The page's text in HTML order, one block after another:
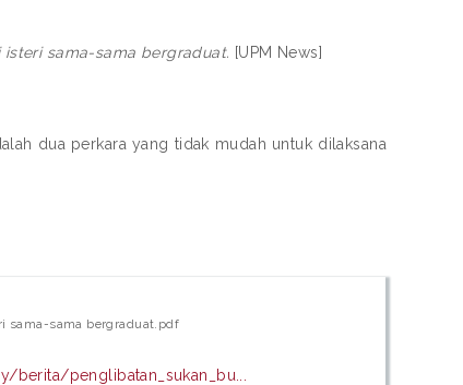
sama-sama bergraduat. [UPM News]
dua perkara yang tidak mudah untuk dilaksana
sama-sama bergraduat.pdf
berita/penglibatan_sukan_bu...